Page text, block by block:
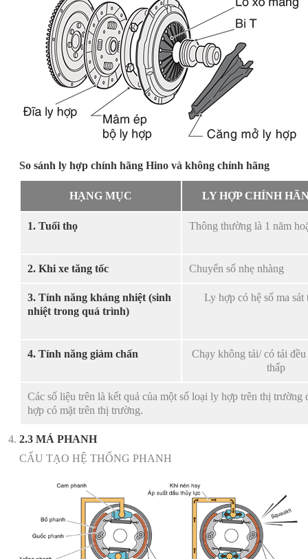
So sánh ly hợp chính hãng Hino và không chính hãng
HẠNG MỤC LY HỢP CHÍNH
1. Tuổi thọ Thông thường là 1 năm
2. Khi xe tăng tốc Chuyển số nhẹ nhàng
3. Tính năng kháng nhiệt (sinh
nhiệt trong quá trình)
Ly hợp có hệ số ma sát
4. Tính năng giảm chấn
Chạy không tải/ có tải
thấp
Các số liệu trên là kết quả của một số loại ly hợp trên thị
hợp có mặt trên thị trường.
2.3 MÁ PHANH
CẤU TẠO HỆ THỐNG PHANH